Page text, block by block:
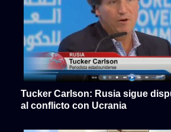
Tucker Carlson: Rusia sigue
al conflicto con Ucrania